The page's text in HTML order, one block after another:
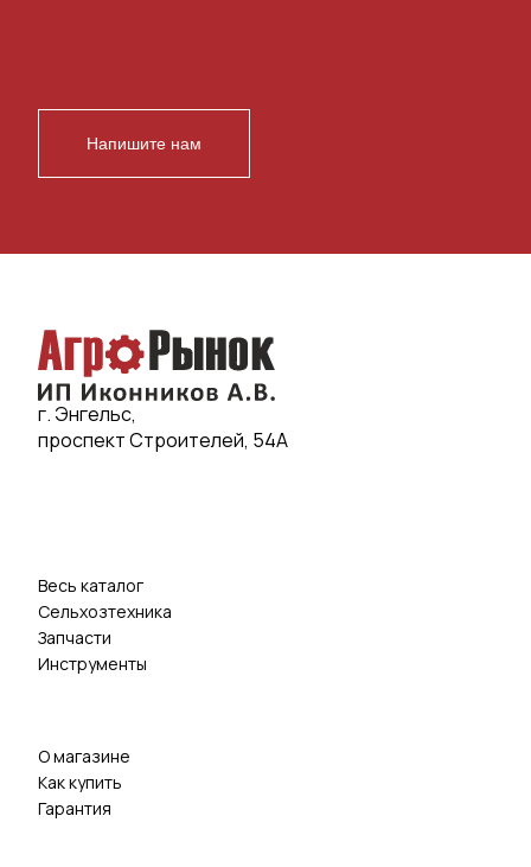
Напишите нам
г. Энгельс,
проспект Строителей, 54А
Весь каталог
Сельхозтехника
Запчасти
Инструменты
О магазине
Как купить
Гарантия